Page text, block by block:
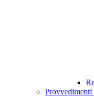
Provvedimenti